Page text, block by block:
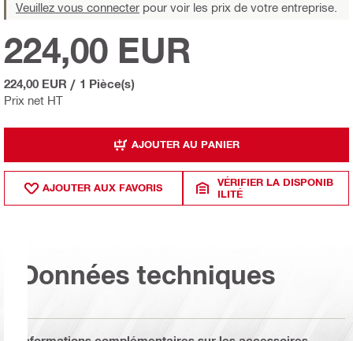
Veuillez vous connecter pour voir les prix de votre entreprise.
Prix net HT
224,00 EUR
224,00 EUR / 1 Pièce(s)
AJOUTER AU PANIER
AJOUTER AUX FAVORIS
VÉRIFIER LA DISPONIB
ILITÉ
Données techniques